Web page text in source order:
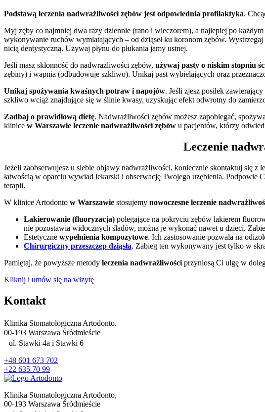
Podstawą leczenia nadwrażliwości zębów jest odpowiednia profilaktyka.
Myj zęby co najmniej dwa razy dziennie (rano i wieczorem), a najlepiej po
wykonywanie ruchów wymiatających – od dziąseł ku koronom zębów.
nicią dentystyczną. Używaj płynu do płukania jamy ustnej.
Jeśli masz skłonność do nadwrażliwości zębów, używaj pasty o niskim stopniu
zębiny) i wapnia (odbudowuje szkliwo). Unikaj past wybielających oraz
Unikaj spożywania kwaśnych potraw i napojów. Jeśli zjesz posiłek
szkliwo wciąż znajdujące się w ślinie kwasy, uzyskując efekt odwrotny do
Zadbaj o prawidłową dietę. Nadwrażliwości zębów możesz zapobiegać,
klinice w Warszawie leczenie nadwrażliwości zębów u pacjentów, którzy
Leczenie
Jeżeli zaobserwujesz u siebie objawy nadwrażliwości, koniecznie skontaktuj się
łatwością w oparciu wywiad lekarski i obserwację Twojego uzębienia. Podpowie
terapii.
W klinice Artodonto w Warszawie stosujemy nowoczesne leczenie
Lakierowanie (fluoryzacja) polegające na pokryciu zębów lakierem
nie pozostawia widocznych śladów, można je wykonać nawet u dzieci.
Estetyczne wypełnienia kompozytowe. Ich zastosowanie pozwala na
Chirurgiczny przeszczep dziąsła. Zabieg ten wykonywany jest tylko w
Pamiętaj, że powyższe metody leczenia nadwrażliwości przyniosą Ci ulgę w
Kliknij i umów się na wizytę
Kontakt
Klinika Stomatologiczna Artodonto.
00-193 Warszawa Śródmieście
ul. Stawki 4a i Stawki 6
+48 601 673 702
+22 635 70 99
Klinika Stomatologiczna Artodonto,
00-193 Warszawa Śródmieście